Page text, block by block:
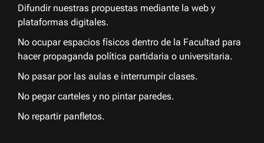
Difundir nuestras propuestas mediante la web y
plataformas digitales.
No ocupar espacios físicos dentro de la Facultad para
hacer propaganda política partidaria o universitaria.
No pasar por las aulas e interrumpir clases.
No pegar carteles y no pintar paredes.
No repartir panfletos.